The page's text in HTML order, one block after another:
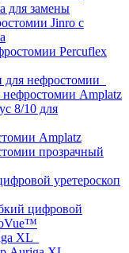
для замены
Jinro с
Percuflex
нефростомии
нефростомии Amplatz
8/10 для
Amplatz
прозрачный
уретероскоп
цифровой
XL